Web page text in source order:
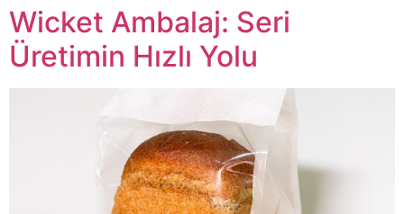
Wicket Ambalaj: Seri
Üretimin Hızlı Yolu